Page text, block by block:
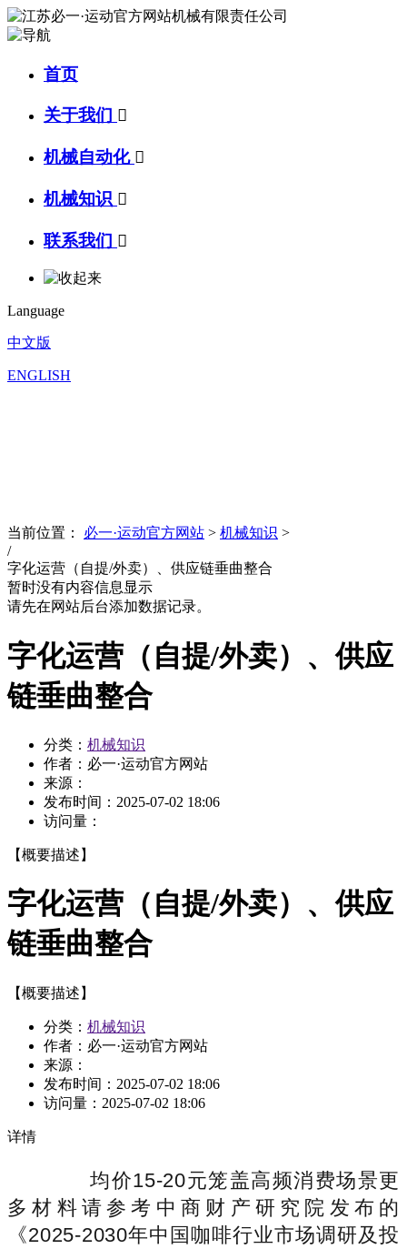
首页
关于我们 
机械自动化 
机械知识 
联系我们 
Language
中文版
ENGLISH
当前位置： 必一·运动官方网站 > 机械知识 >
/
字化运营（自提/外卖）、供应链垂曲整合
暂时没有内容信息显示
请先在网站后台添加数据记录。
字化运营（自提/外卖）、供应
链垂曲整合
分类： 机械知识
作者：必一·运动官方网站
来源：
发布时间： 2025-07-02 18:06
访问量：
【概要描述】
字化运营（自提/外卖）、供应
链垂曲整合
【概要描述】
分类： 机械知识
作者：必一·运动官方网站
来源：
发布时间： 2025-07-02 18:06
访问量： 2025-07-02 18:06
详情
均价15-20元笼盖高频消费场景更
多材料请参考中商财产研究院发布的
《2025-2030年中国咖啡行业市场调研及投